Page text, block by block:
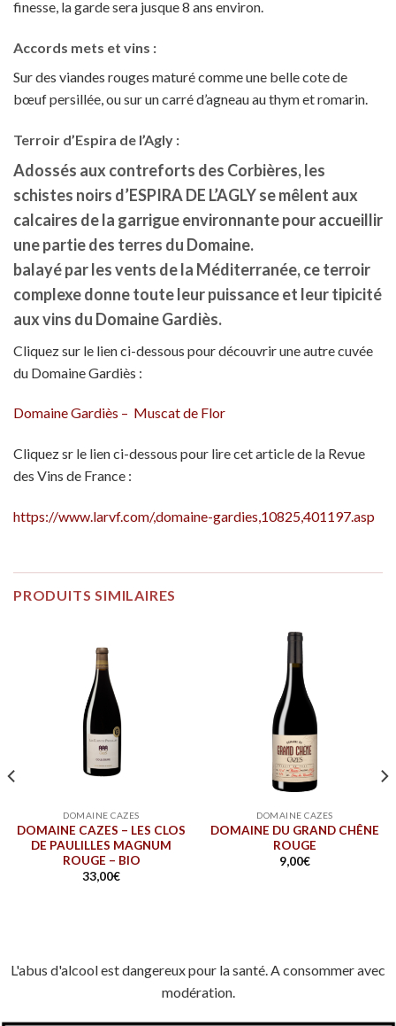
finesse, la garde sera jusque 8 ans environ.
Accords mets et vins :
Sur des viandes rouges maturé comme une belle cote de
bœuf persillée, ou sur un carré d’agneau au thym et romarin.
Terroir d’Espira de l’Agly :
Adossés aux contreforts des Corbières, les
schistes noirs d’ESPIRA DE L’AGLY se mêlent aux
calcaires de la garrigue environnante pour accueillir
une partie des terres du Domaine.
balayé par les vents de la Méditerranée, ce terroir
complexe donne toute leur puissance et leur tipicité
aux vins du Domaine Gardiès.
Cliquez sur le lien ci-dessous pour découvrir une autre cuvée
du Domaine Gardiès :
Domaine Gardiès – Muscat de Flor
Cliquez sr le lien ci-dessous pour lire cet article de la Revue
des Vins de France :
https://www.larvf.com/,domaine-gardies,10825,401197.asp
PRODUITS SIMILAIRES
DOMAINE CAZES
DOMAINE CAZES – LES CLOS
DE PAULILLES MAGNUM
ROUGE – BIO
33,00€
DOMAINE CAZES
DOMAINE DU GRAND CHÊNE
ROUGE
9,00€
L'abus d'alcool est dangereux pour la santé. A consommer avec
modération.